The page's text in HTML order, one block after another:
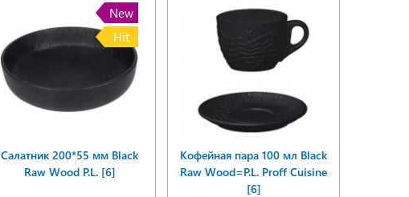
New
Hit
Салатник 200*55 мм Black
Raw Wood P.L. [6]
Кофейная пара 100 мл Black
Raw Wood=P.L. Proff Cuisine
[6]